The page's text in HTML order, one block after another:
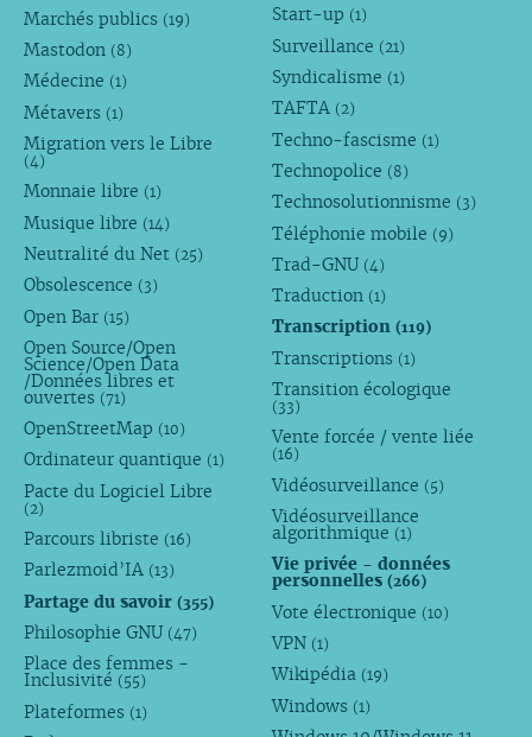
Marchés publics (19)
Mastodon (8)
Médecine (1)
Métavers (1)
Migration vers le Libre
(4)
Monnaie libre (1)
Musique libre (14)
Neutralité du Net (25)
Obsolescence (3)
Open Bar (15)
Open Source/Open
Science/Open Data
/Données libres et
ouvertes (71)
OpenStreetMap (10)
Ordinateur quantique (1)
Pacte du Logiciel Libre
(2)
Parcours libriste (16)
Parlezmoid’IA (13)
Partage du savoir (355)
Philosophie GNU (47)
Place des femmes -
Inclusivité (55)
Plateformes (1)
Start-up (1)
Surveillance (21)
Syndicalisme (1)
TAFTA (2)
Techno-fascisme (1)
Technopolice (8)
Technosolutionnisme (3)
Téléphonie mobile (9)
Trad-GNU (4)
Traduction (1)
Transcription(119)
Transcriptions (1)
Transition écologique
(33)
Vente forcée / vente liée
(16)
Vidéosurveillance (5)
Vidéosurveillance
algorithmique (1)
Vie privée - données
personnelles(266)
Vote électronique (10)
VPN (1)
Wikipédia (19)
Windows (1)